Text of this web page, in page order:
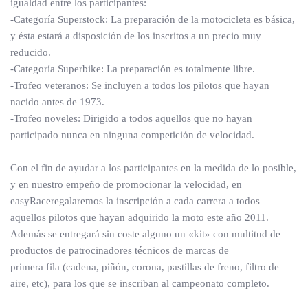
igualdad entre los participantes:
-Categoría Superstock: La preparación de la motocicleta es básica,
y ésta estará a disposición de los inscritos a un precio muy
reducido.
-Categoría Superbike: La preparación es totalmente libre.
-Trofeo veteranos: Se incluyen a todos los pilotos que hayan
nacido antes de 1973.
-Trofeo noveles: Dirigido a todos aquellos que no hayan
participado nunca en ninguna competición de velocidad.
Con el fin de ayudar a los participantes en la medida de lo posible,
y en nuestro empeño de promocionar la velocidad, en
easyRaceregalaremos la inscripción a cada carrera a todos
aquellos pilotos que hayan adquirido la moto este año 2011.
Además se entregará sin coste alguno un «kit» con multitud de
productos de patrocinadores técnicos de marcas de
primera fila (cadena, piñón, corona, pastillas de freno, filtro de
aire, etc), para los que se inscriban al campeonato completo.